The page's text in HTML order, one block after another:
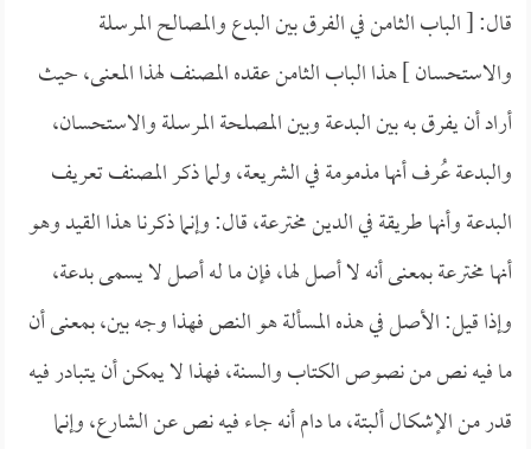
قال: [ الباب الثامن في الفرق بين البدع والمصالح المرسلة
والاستحسان ] هذا الباب الثامن عقده المصنف لهذا المعنى، حيث
أراد أن يفرق به بين البدعة وبين المصلحة المرسلة والاستحسان،
والبدعة عُرف أنها مذمومة في الشريعة، ولما ذكر المصنف تعريف
البدعة وأنها طريقة في الدين مخترعة، قال: وإنما ذكرنا هذا القيد وهو
أنها مخترعة بمعنى أنه لا أصل لها، فإن ما له أصل لا يسمى بدعة،
وإذا قيل: الأصل في هذه المسألة هو النص فهذا وجه بين، بمعنى أن
ما فيه نص من نصوص الكتاب والسنة، فهذا لا يمكن أن يتبادر فيه
قدر من الإشكال ألبتة، ما دام أنه جاء فيه نص عن الشارع، وإنما